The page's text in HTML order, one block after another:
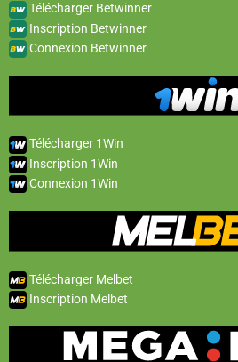
Télécharger Betwinner
Inscription Betwinner
Connexion Betwinner
Télécharger 1Win
Inscription 1Win
Connexion 1Win
Télécharger Melbet
Inscription Melbet